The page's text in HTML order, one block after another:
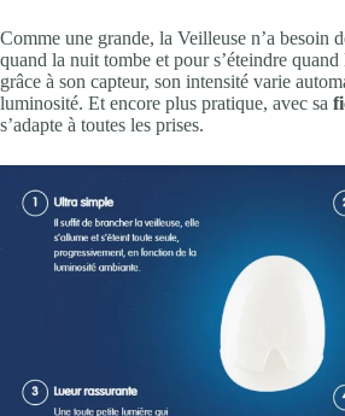
Comme une grande, la Veilleuse n’a besoin
quand la nuit tombe et pour s’éteindre
grâce à son capteur, son intensité varie
luminosité. Et encore plus pratique, avec sa
s’adapte à toutes les prises.